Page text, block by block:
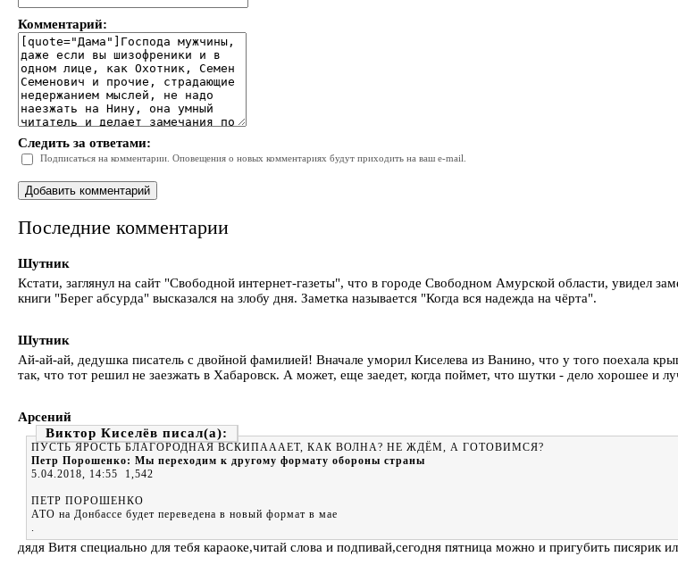
Комментарий:
Следить за ответами:
Подписаться на комментарии. Оповещения о новых комментариях будут приходить на ваш e-mail.
Последние комментарии
Шутник
Кстати, заглянул на сайт "Свободной интернет-газеты", что в городе Свободном Амурской области, увидел
книги "Берег абсурда" высказался на злобу дня. Заметка называется "Когда вся надежда на чёрта".
Шутник
Ай-ай-ай, дедушка писатель с двойной фамилией! Вначале уморил Киселева из Ванино, что у того поехала
так, что тот решил не заезжать в Хабаровск. А может, еще заедет, когда поймет, что шутки - дело хорошее и
Арсений
Виктор Киселёв
ПУСТЬ ЯРОСТЬ БЛАГОРОДНАЯ ВСКИПАААЕТ, КАК ВОЛНА? НЕ ЖДЁМ, А ГОТОВИМСЯ?
Петр Порошенко: Мы переходим к другому формату обороны страны
5.04.2018, 14:55 1,542
ПЕТР ПОРОШЕНКО
АТО на Донбассе будет переведена в новый формат в мае
дядя Витя специально для тебя караоке,читай слова и подпивай,сегодня пятница можно и пригубить писярик